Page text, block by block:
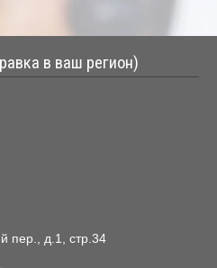
в ваш регион)
пер., д.1, стр.34